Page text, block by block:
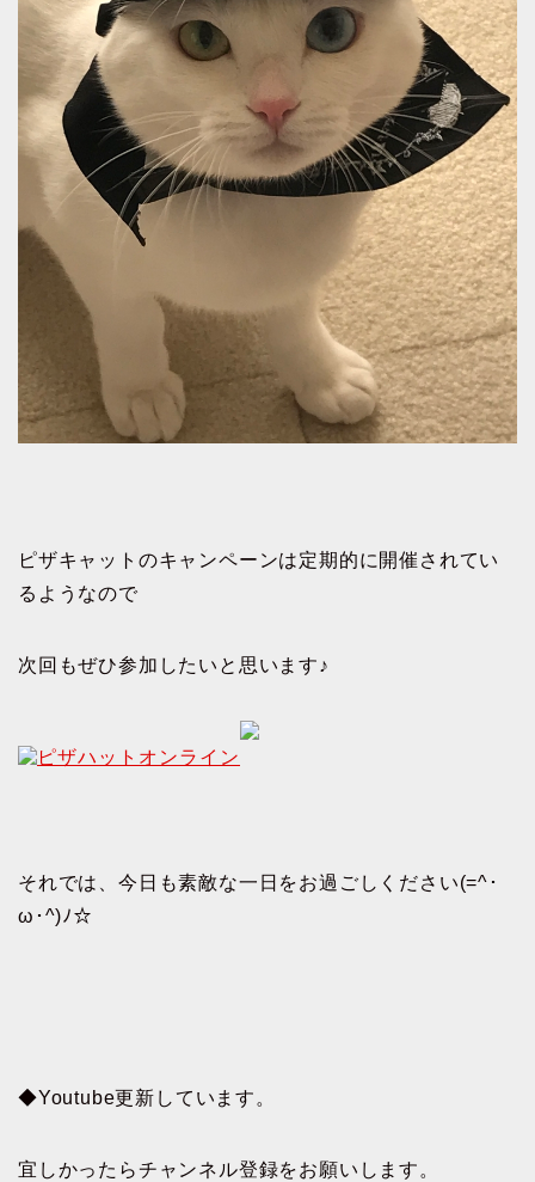
ピザキャットのキャンペーンは定期的に開催されてい
るようなので
次回もぜひ参加したいと思います♪
それでは、今日も素敵な一日をお過ごしください(=^･
ω･^)ﾉ☆
◆Youtube更新しています。
宜しかったらチャンネル登録をお願いします。